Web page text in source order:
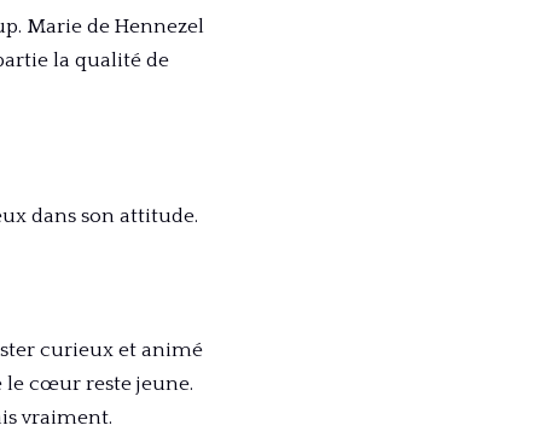
Marie de Hennezel
la qualité de
dans son attitude.
curieux et animé
le cœur reste jeune.
vraiment.